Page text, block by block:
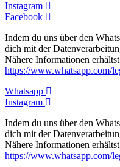
Instagram
Facebook
Indem du uns über den
dich mit der
Nähere Informationen
https://www.whatsapp.com/
Whatsapp
Instagram
Indem du uns über den
dich mit der
Nähere Informationen
https://www.whatsapp.com/